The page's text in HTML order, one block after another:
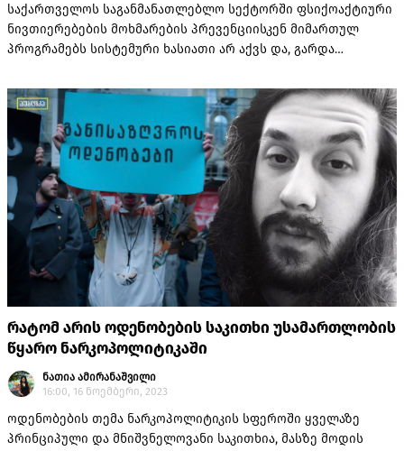
საქართველოს საგანმანათლებლო სექტორში ფსიქოაქტიური
ნივთიერებების მოხმარების პრევენციისკენ მიმართულ
პროგრამებს სისტემური ხასიათი არ აქვს და, გარდა
საფეხური კვლავ გამოტოვებულია, მაშინ როცა,
საგანმანათლებლო სექტორს ფუნდამენტური მნიშვნელობა
ენიჭება ფსიქოაქტიური ნივთიერებების მოხმარებისგან
ახალგაზრდა თაობის დაცვაში
რატომ არის ოდენობების საკითხი უსამართლობის
წყარო ნარკოპოლიტიკაში
ნათია ამირანაშვილი
16:00, 16 ნოემბერი, 2023
ოდენობების თემა ნარკოპოლიტიკის სფეროში ყველაზე
პრინციპული და მნიშვნელოვანი საკითხია, მასზე მოდის